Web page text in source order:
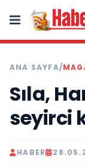
ANA SAYFA/
Sıla,
seyirci
HABER